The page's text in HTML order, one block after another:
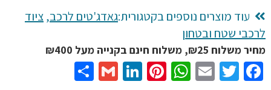
לאופנועים
עמיד
למים
וחום
גודל
עוד מוצרים נוספים בקטגורית:גאדג'טים לרכב,ציוד
לרכבי שטח ובטחון
מחיר משלוח ₪25, משלוח חינם בקנייה מעל ₪400
Facebook
Twitter
Email
WhatsApp
Pinterest
LinkedIn
Gmail